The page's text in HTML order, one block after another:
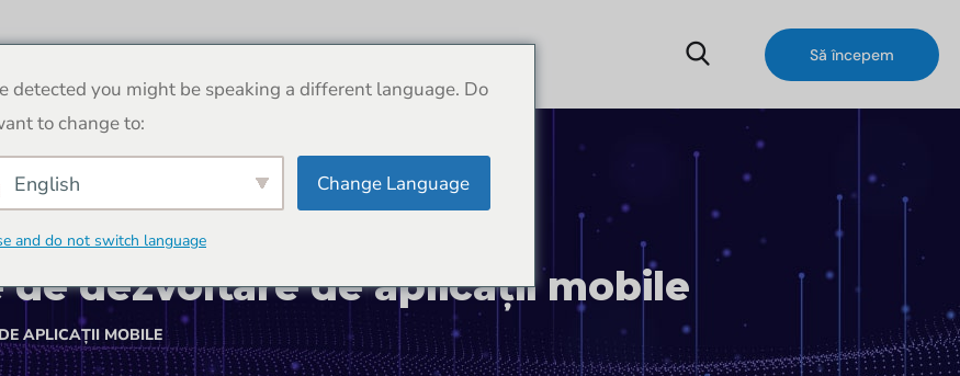
Despre noi Proiecte Contactați-ne Să începem
de dezvoltare de aplicații mobile
APLICAȚII MOBILE
detected you might be speaking a different language. Do
to change to:
English Change Language
and do not switch language